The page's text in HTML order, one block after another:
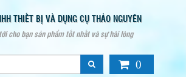
THIẾT BỊ VÀ DỤNG CỤ THẢO NGUYÊN
cho bạn sản phẩm tốt nhất và sự hài lòng
0